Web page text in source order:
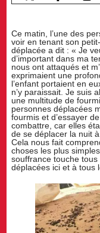
Ce matin, l’une des
voir en tenant son
déplacée a dit : « Je
d’important dans ma
nous ont attaqués et
exprimaient une
l’enfant portaient en
n’y paraissait. Je suis
une multitude de
personnes déplacées
fourmis et d’essayer
combattre, car elles
de se déplacer la nuit
Cela nous fait
choses les plus
souffrance touche
déplacées ici et à tous